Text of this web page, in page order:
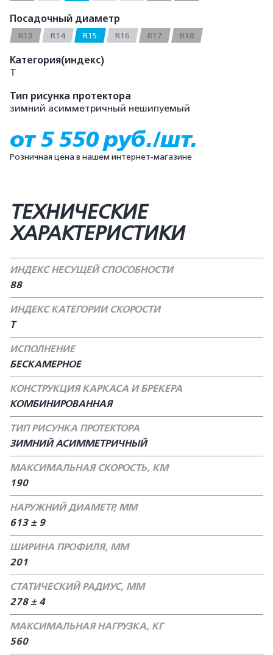
Посадочный диаметр
R13 R14 R15 R16 R17 R18
Категория(индекс)
T
Тип рисунка протектора
зимний асимметричный нешипуемый
от 5 550 руб./шт.
Розничная цена в нашем интернет-магазине
ТЕХНИЧЕСКИЕ
ХАРАКТЕРИСТИКИ
ИНДЕКС НЕСУЩЕЙ СПОСОБНОСТИ
88
ИНДЕКС КАТЕГОРИИ СКОРОСТИ
T
ИСПОЛНЕНИЕ
БЕСКАМЕРНОЕ
КОНСТРУКЦИЯ КАРКАСА И БРЕКЕРА
КОМБИНИРОВАННАЯ
ТИП РИСУНКА ПРОТЕКТОРА
ЗИМНИЙ АСИММЕТРИЧНЫЙ
МАКСИМАЛЬНАЯ СКОРОСТЬ, КМ
190
НАРУЖНИЙ ДИАМЕТР, ММ
613 ± 9
ШИРИНА ПРОФИЛЯ, ММ
201
СТАТИЧЕСКИЙ РАДИУС, ММ
278 ± 4
МАКСИМАЛЬНАЯ НАГРУЗКА, КГ
560